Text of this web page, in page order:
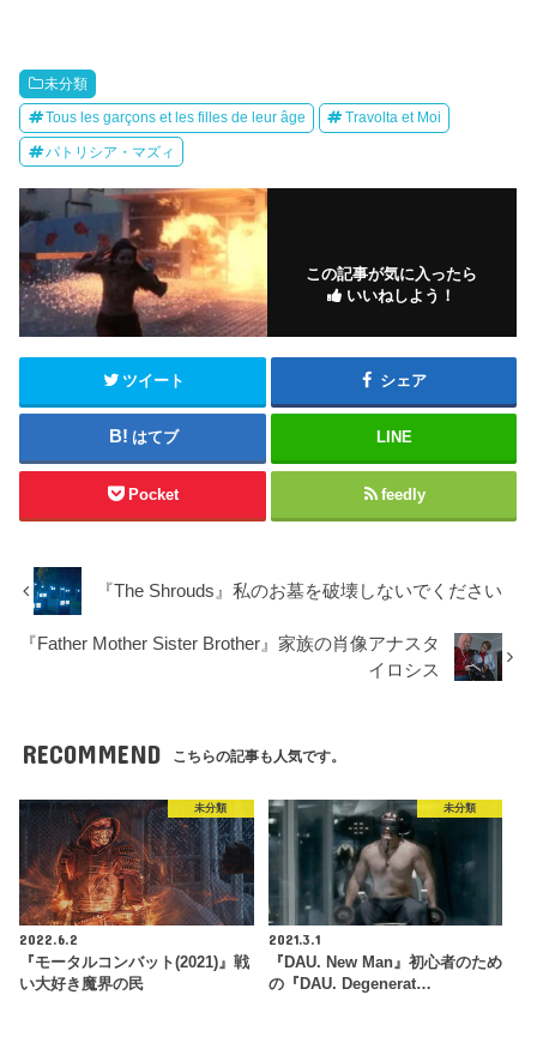
未分類
Tous les garçons et les filles de leur âge Travolta et Moi
パトリシア・マズィ
この記事が気に入ったら
いいねしよう！
ツイート シェア
はてブ LINE
Pocket feedly
『The Shrouds』私のお墓を破壊しないでください
『Father Mother Sister Brother』家族の肖像アナスタ
イロシス
RECOMMEND こちらの記事も人気です。
未分類
2022.6.2
『モータルコンバット(2021)』戦
い大好き魔界の民
未分類
2021.3.1
『DAU. New Man』初心者のため
の『DAU. Degenerat…